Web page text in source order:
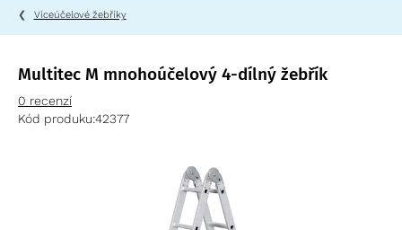
výškách
Víceúčelové žebříky
Multitec M mnohoúčelový 4-dílný žebřík
0 recenzí
Kód produku:42377